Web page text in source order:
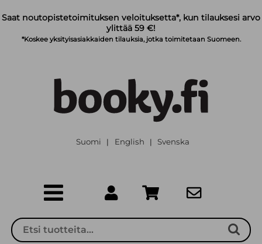
Saat noutopistetoimituksen veloituksetta*, kun tilauksesi arvo
ylittää 59 €!
*Koskee yksityisasiakkaiden tilauksia, jotka toimitetaan Suomeen.
Suomi | English | Svenska